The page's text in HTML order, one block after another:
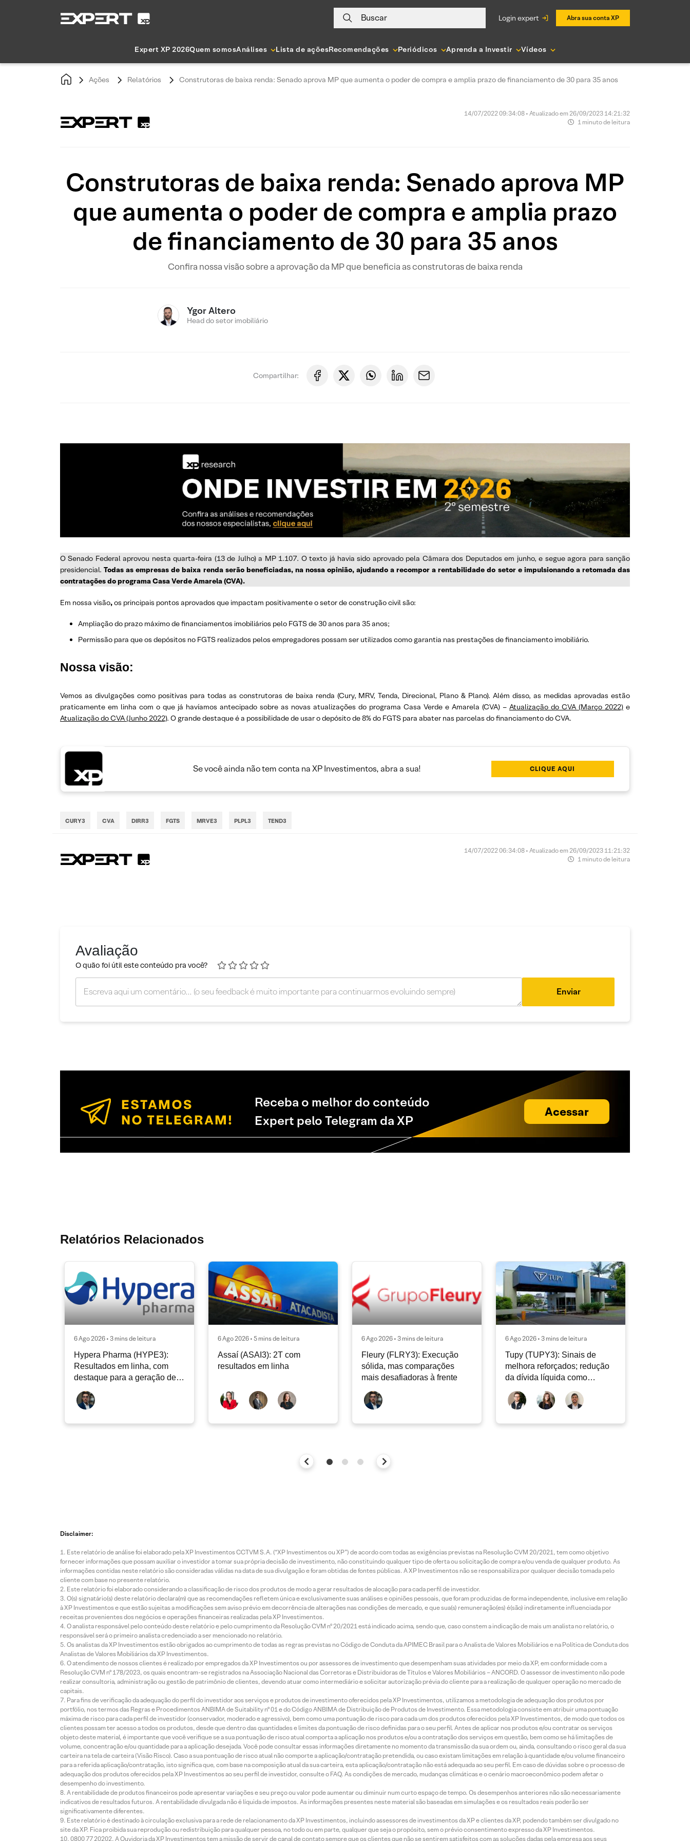
Buscar login expert Abra sua conta XP
Expert XP 2026Quem somosAnálises Lista de açõesRecomendações Periódicos Aprenda a Investir Vídeos
Ações Relatórios Construtoras de baixa renda: Senado aprova MP que aumenta o poder de compra e amplia prazo de financiamento de 30 para 35 anos
14/07/2022 09:34:08 • Atualizado em 26/09/2023 14:21:32
1 minuto de leitura
Construtoras de baixa renda: Senado aprova MP
que aumenta o poder de compra e amplia prazo
de financiamento de 30 para 35 anos
Confira nossa visão sobre a aprovação da MP que beneficia as construtoras de baixa renda
Ygor Altero
Head do setor imobiliário
Compartilhar:
O Senado Federal aprovou nesta quarta-feira (13 de Julho) a MP 1.107. O texto já havia sido aprovado pela Câmara dos Deputados em junho, e segue agora para sanção
presidencial.Todas as empresas de baixa renda serão beneficiadas, na nossa opinião, ajudando a recompor a rentabilidade do setor e impulsionando a retomada das
contratações do programa Casa Verde Amarela (CVA).
Em nossa visão,os principais pontos aprovados que impactam positivamente o setor de construção civil são:
Ampliação do prazo máximo de financiamentos imobiliários pelo FGTS de 30 anos para 35 anos;
Permissão para que os depósitos no FGTS realizados pelos empregadores possam ser utilizados como garantia nas prestações de financiamento imobiliário.
Nossa visão:
Vemos as divulgações como positivas para todas as construtoras de baixa renda (Cury, MRV, Tenda, Direcional, Plano & Plano). Além disso, as medidas aprovadas estão
praticamente em linha com o que já havíamos antecipado sobre as novas atualizações do programa Casa Verde e Amarela (CVA) – Atualização do CVA (Março 2022) e
Atualização do CVA (Junho 2022). O grande destaque é a possibilidade de usar o depósito de 8% do FGTS para abater nas parcelas do financiamento do CVA.
Se você ainda não tem conta na XP Investimentos, abra a sua! CLIQUE AQUI
CURY3 CVA DIRR3 FGTS MRVE3 PLPL3 TEND3
14/07/2022 06:34:08 • Atualizado em 26/09/2023 11:21:32
1 minuto de leitura
Avaliação
O quão foi útil este conteúdo pra você?
Enviar
Receba o melhor do conteúdo
Expert pelo Telegram da XP
Acessar
Relatórios Relacionados
6 Ago 2026 • 3 mins de leitura
Hypera Pharma (HYPE3):
Resultados em linha, com
destaque para a geração de
caixa
6 Ago 2026 • 5 mins de leitura
Assaí (ASAI3): 2T com
resultados em linha
6 Ago 2026 • 3 mins de leitura
Fleury (FLRY3): Execução
sólida, mas comparações
mais desafiadoras à frente
6 Ago 2026 • 3 mins de leitura
Tupy (TUPY3): Sinais de
melhora reforçados; redução
da dívida líquida como
destaque positivo; revisão do
2T26
Disclaimer:
Este relatório de análise foi elaborado pela XP Investimentos CCTVM S.A. (“XP Investimentos ou XP”) de acordo com todas as exigências previstas na Resolução CVM 20/2021, tem como objetivo
fornecer informações que possam auxiliar o investidor a tomar sua própria decisão de investimento, não constituindo qualquer tipo de oferta ou solicitação de compra e/ou venda de qualquer produto. As
informações contidas neste relatório são consideradas válidas na data de sua divulgação e foram obtidas de fontes públicas. A XP Investimentos não se responsabiliza por qualquer decisão tomada pelo
cliente com base no presente relatório.
Este relatório foi elaborado considerando a classificação de risco dos produtos de modo a gerar resultados de alocação para cada perfil de investidor.
O(s) signatário(s) deste relatório declara(m) que as recomendações refletem única e exclusivamente suas análises e opiniões pessoais, que foram produzidas de forma independente, inclusive em relação
à XP Investimentos e que estão sujeitas a modificações sem aviso prévio em decorrência de alterações nas condições de mercado, e que sua(s) remuneração(es) é(são) indiretamente influenciada por
receitas provenientes dos negócios e operações financeiras realizadas pela XP Investimentos.
O analista responsável pelo conteúdo deste relatório e pelo cumprimento da Resolução CVM nº 20/2021 está indicado acima, sendo que, caso constem a indicação de mais um analista no relatório, o
responsável será o primeiro analista credenciado a ser mencionado no relatório.
Os analistas da XP Investimentos estão obrigados ao cumprimento de todas as regras previstas no Código de Conduta da APIMEC Brasil para o Analista de Valores Mobiliários e na Política de Conduta dos
Analistas de Valores Mobiliários da XP Investimentos.
O atendimento de nossos clientes é realizado por empregados da XP Investimentos ou por assessores de investimento que desempenham suas atividades por meio da XP, em conformidade com a
Resolução CVM nº 178/2023, os quais encontram-se registrados na Associação Nacional das Corretoras e Distribuidoras de Títulos e Valores Mobiliários – ANCORD. O assessor de investimento não pode
realizar consultoria, administração ou gestão de patrimônio de clientes, devendo atuar como intermediário e solicitar autorização prévia do cliente para a realização de qualquer operação no mercado de
capitais.
Para fins de verificação da adequação do perfil do investidor aos serviços e produtos de investimento oferecidos pela XP Investimentos, utilizamos a metodologia de adequação dos produtos por
portfólio, nos termos das Regras e Procedimentos ANBIMA de Suitability nº 01 e do Código ANBIMA de Distribuição de Produtos de Investimento. Essa metodologia consiste em atribuir uma pontuação
máxima de risco para cada perfil de investidor (conservador, moderado e agressivo), bem como uma pontuação de risco para cada um dos produtos oferecidos pela XP Investimentos, de modo que todos os
clientes possam ter acesso a todos os produtos, desde que dentro das quantidades e limites da pontuação de risco definidas para o seu perfil. Antes de aplicar nos produtos e/ou contratar os serviços
objeto deste material, é importante que você verifique se a sua pontuação de risco atual comporta a aplicação nos produtos e/ou a contratação dos serviços em questão, bem como se há limitações de
volume, concentração e/ou quantidade para a aplicação desejada. Você pode consultar essas informações diretamente no momento da transmissão da sua ordem ou, ainda, consultando o risco geral da sua
carteira na tela de carteira (Visão Risco). Caso a sua pontuação de risco atual não comporte a aplicação/contratação pretendida, ou caso existam limitações em relação à quantidade e/ou volume financeiro
para a referida aplicação/contratação, isto significa que, com base na composição atual da sua carteira, esta aplicação/contratação não está adequada ao seu perfil. Em caso de dúvidas sobre o processo de
adequação dos produtos oferecidos pela XP Investimentos ao seu perfil de investidor, consulte o FAQ. As condições de mercado, mudanças climáticas e o cenário macroeconômico podem afetar o
desempenho do investimento.
A rentabilidade de produtos financeiros pode apresentar variações e seu preço ou valor pode aumentar ou diminuir num curto espaço de tempo. Os desempenhos anteriores não são necessariamente
indicativos de resultados futuros. A rentabilidade divulgada não é líquida de impostos. As informações presentes neste material são baseadas em simulações e os resultados reais poderão ser
significativamente diferentes.
Este relatório é destinado à circulação exclusiva para a rede de relacionamento da XP Investimentos, incluindo assessores de investimentos da XP e clientes da XP, podendo também ser divulgado no
site da XP. Fica proibida sua reprodução ou redistribuição para qualquer pessoa, no todo ou em parte, qualquer que seja o propósito, sem o prévio consentimento expresso da XP Investimentos.
0800 77 20202. A Ouvidoria da XP Investimentos tem a missão de servir de canal de contato sempre que os clientes que não se sentirem satisfeitos com as soluções dadas pela empresa aos seus